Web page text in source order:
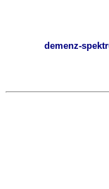
demenz-